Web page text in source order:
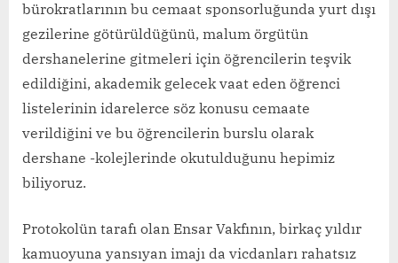
bürokratlarının bu cemaat sponsorluğunda yurt dışı
gezilerine götürüldüğünü, malum örgütün
dershanelerine gitmeleri için öğrencilerin teşvik
edildiğini, akademik gelecek vaat eden öğrenci
listelerinin idarelerce söz konusu cemaate
verildiğini ve bu öğrencilerin burslu olarak
dershane -kolejlerinde okutulduğunu hepimiz
biliyoruz.
Protokolün tarafı olan Ensar Vakfının, birkaç yıldır
kamuoyuna yansıyan imajı da vicdanları rahatsız